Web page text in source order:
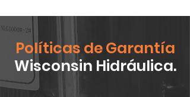
Políticas de Garantía
Wisconsin Hidráulica.